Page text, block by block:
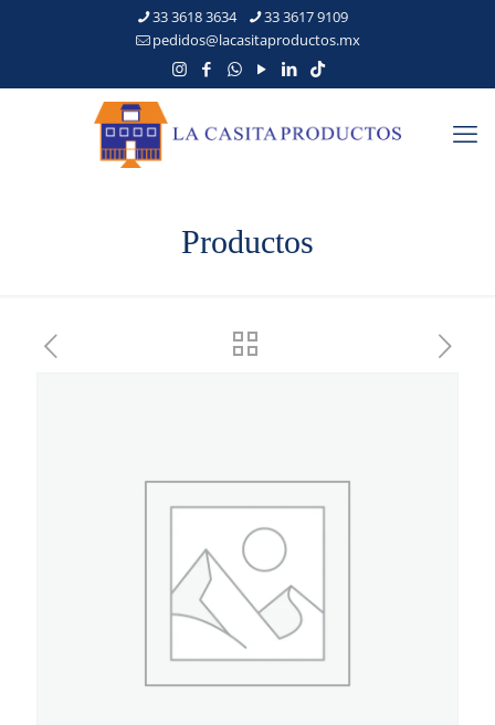
33 3618 3634
33 3617 9109
pedidos@lacasitaproductos.mx
Productos